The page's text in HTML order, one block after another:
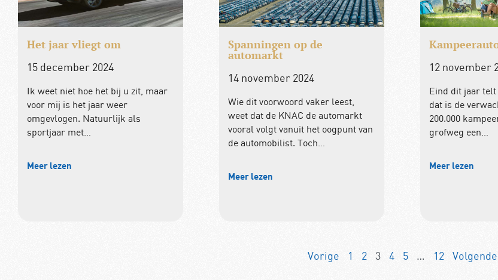
Het jaar vliegt om
15 december 2024
Ik weet niet hoe het bij u zit, maar
voor mij is het jaar weer
omgevlogen. Natuurlijk als
sportjaar met…
Meer lezen
Spanningen op de
automarkt
14 november 2024
Wie dit voorwoord vaker leest,
weet dat de KNAC de automarkt
vooral volgt vanuit het oogpunt van
de automobilist. Toch…
Meer lezen
12 november
Eind dit jaar
dat is de
200.000
grofweg een…
Meer lezen
Vorige 1 2 3 4 5 … 12 Volgende